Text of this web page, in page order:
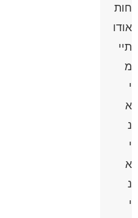
חות
אודו
תיי
מ
י
א
נ
י
א
נ
י